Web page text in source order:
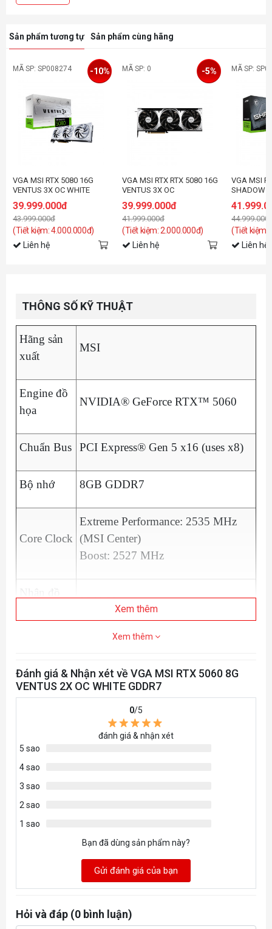
Sản phẩm tương tự Sản phẩm cùng hãng
MÃ SP: SP008274
VGA MSI RTX 5080 16G
VENTUS 3X OC WHITE
39.999.000đ
43.999.000đ
(Tiết kiệm: 4.000.000đ)
-10%
Liên hệ
MÃ SP: 0
VGA MSI RTX RTX 5080 16G
VENTUS 3X OC
39.999.000đ
41.999.000đ
(Tiết kiệm: 2.000.000đ)
-5%
Liên hệ
MÃ SP:
VGA MSI
SHADOW
(Tiết kiệm:
Liên hệ
THÔNG SỐ KỸ THUẬT
Hãng sản
xuất
MSI
Engine đồ
họa
NVIDIA® GeForce RTX™ 5060
Chuẩn Bus PCI Express® Gen 5 x16 (uses x8)
Bộ nhớ 8GB GDDR7
Core Clock
Extreme Performance: 2535 MHz
(MSI Center)
Boost: 2527 MHz
3840 Units
Giao diện
Độ phân
giải
HDMI™ 2.1b: up to 4K 480Hz or
8K 120Hz with DSC, Gaming VRR,
HDR)
Kích thước 197 x 120 x 41 mm
Xem thêm
Xem thêm
Đánh giá & Nhận xét về VGA MSI RTX 5060 8G
VENTUS 2X OC WHITE GDDR7
0/5
đánh giá & nhận xét
5 sao
4 sao
3 sao
2 sao
1 sao
Bạn đã dùng sản phẩm này?
Gửi đánh giá của bạn
Hỏi và đáp (0 bình luận)